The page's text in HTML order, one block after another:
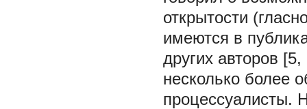
открытости
имеются в
других авторов
несколько более
процессуалисты.